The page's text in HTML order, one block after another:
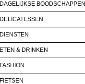
DAGELIJKSE BOODSCHAPPEN
DELICATESSEN
DIENSTEN
ETEN & DRINKEN
FASHION
FIETSEN